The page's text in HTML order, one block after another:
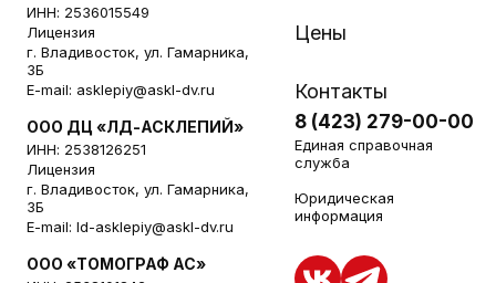
ИНН: 2536015549
Лицензия
г. Владивосток, ул. Гамарника,
3Б
E-mail: asklepiy@askl-dv.ru
ООО ДЦ «ЛД-АСКЛЕПИЙ»
ИНН: 2538126251
Лицензия
г. Владивосток, ул. Гамарника,
3Б
E-mail: ld-asklepiy@askl-dv.ru
ООО «ТОМОГРАФ АС»
Цены
Контакты
8 (423) 279-00-00
Единая справочная
служба
Юридическая
информация